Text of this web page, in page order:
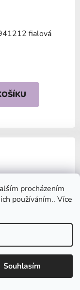
procházením
používáním.. Více
Souhlasím
náš
dovolené.
24.7. a
fialová